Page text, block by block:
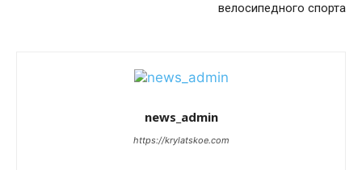
велосипедного спорта
news_admin
https://krylatskoe.com